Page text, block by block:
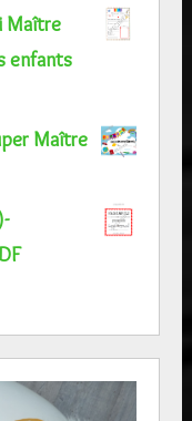
Maître
enfants
Maître